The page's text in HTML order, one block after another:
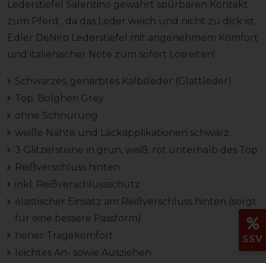
Lederstiefel Salentino gewährt spürbaren Kontakt
zum Pferd , da das Leder weich und nicht zu dick ist.
Edler DeNiro Lederstiefel mit angenehmem Komfort
und italienischer Note zum sofort Losreiten!
Schwarzes, genarbtes Kalbsleder (Glattleder)
Top: Bolgheri Grey
ohne Schnürung
weiße Nähte und Lackapplikationen schwarz
3 Glitzersteine in grün, weiß, rot unterhalb des Top
Reißverschluss hinten
inkl. Reißverschlussschutz
elastischer Einsatz am Reißverschluss hinten (sorgt
für eine bessere Passform)
hoher Tragekomfort
leichtes An- sowie Ausziehen
SSV